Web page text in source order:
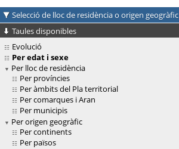
Selecció de lloc de residència o origen geogràfic
Taules disponibles
Evolució
Per edat i sexe
Per lloc de residència
Per províncies
Per àmbits del Pla territorial
Per comarques i Aran
Per municipis
Per origen geogràfic
Per continents
Per països